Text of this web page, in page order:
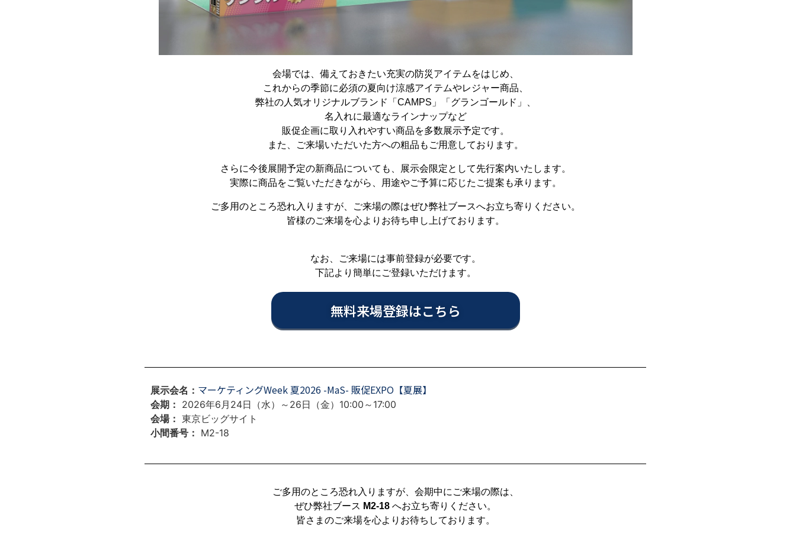
会場では、備えておきたい充実の防災アイテムをはじめ、
これからの季節に必須の夏向け涼感アイテムやレジャー商品、
弊社の人気オリジナルブランド「CAMPS」「グランゴールド」、
名入れに最適なラインナップなど
販促企画に取り入れやすい商品を多数展示予定です。
また、ご来場いただいた方への粗品もご用意しております。
さらに今後展開予定の新商品についても、展示会限定として先行案内いたします。
実際に商品をご覧いただきながら、用途やご予算に応じたご提案も承ります。
ご多用のところ恐れ入りますが、ご来場の際はぜひ弊社ブースへお立ち寄りください。
皆様のご来場を心よりお待ち申し上げております。
なお、ご来場には事前登録が必要です。
下記より簡単にご登録いただけます。
無料来場登録はこちら
展示会名： マーケティングWeek 夏2026 -MaS- 販促EXPO【夏展】
会期： 2026年6月24日（水）～26日（金）10:00～17:00
会場： 東京ビッグサイト
小間番号： M2-18
ご多用のところ恐れ入りますが、会期中にご来場の際は、
ぜひ弊社ブース M2-18 へお立ち寄りください。
皆さまのご来場を心よりお待ちしております。